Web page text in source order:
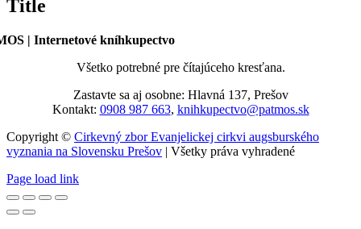
produktu
Title
| Internetové kníhkupectvo
Všetko potrebné pre čítajúceho kresťana.
Zastavte sa aj osobne: Hlavná 137, Prešov
Kontakt: 0908 987 663, knihkupectvo@patmos.sk
Copyright © Cirkevný zbor Evanjelickej cirkvi augsburského
vyznania na Slovensku Prešov | Všetky práva vyhradené
Page load link